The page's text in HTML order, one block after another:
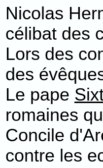
Nicolas
célibat des
Lors des
des
Le pape
romaines
Concile
contre les